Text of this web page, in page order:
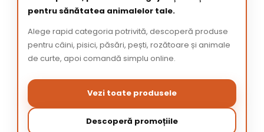
pentru sănătatea animalelor tale.
Alege rapid categoria potrivită, descoperă produse
pentru câini, pisici, păsări, pești, rozătoare și animale
de curte, apoi comandă simplu online.
Vezi toate produsele
Descoperă promoțiile